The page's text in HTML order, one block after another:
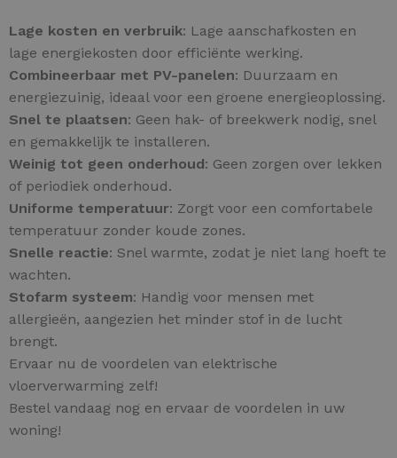
Lage kosten en verbruik: Lage aanschafkosten en
lage energiekosten door efficiënte werking.
Combineerbaar met PV-panelen: Duurzaam en
energiezuinig, ideaal voor een groene energieoplossing.
Snel te plaatsen: Geen hak- of breekwerk nodig, snel
en gemakkelijk te installeren.
Weinig tot geen onderhoud: Geen zorgen over lekken
of periodiek onderhoud.
Uniforme temperatuur: Zorgt voor een comfortabele
temperatuur zonder koude zones.
Snelle reactie: Snel warmte, zodat je niet lang hoeft te
wachten.
Stofarm systeem: Handig voor mensen met
allergieën, aangezien het minder stof in de lucht
brengt.
Ervaar nu de voordelen van elektrische
vloerverwarming zelf!
Bestel vandaag nog en ervaar de voordelen in uw
woning!